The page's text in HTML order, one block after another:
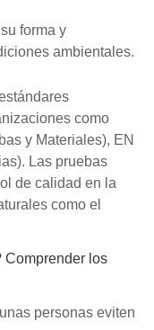
forma y
ambientales.
como
y Materiales), EN
Las pruebas
de calidad en la
como el
Comprender los
personas eviten